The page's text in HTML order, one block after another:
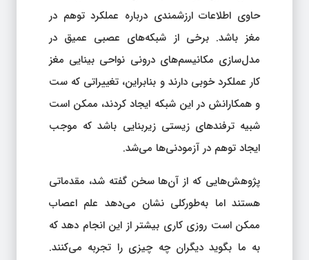
حاوی اطلاعات ارزشمندی درباره عملکرد توهم در
مغز باشد. برخی از شبکه‌های عصبی عمیق در
مدل‌سازی مکانیسم‌های درونی نواحی بینایی مغز
کار عملکرد خوبی دارند و بنابراین، تغییراتی که ست
و همکارانش در این شبکه ایجاد کردند، ممکن است
شبیه ترفندهای زیستی زیربنایی باشد که موجب
ایجاد توهم در آزمودنی‌ها می‌شد.
پژوهش‌هایی که از آن‌ها سخن گفته شد، مقدماتی
هستند اما به‌طورکلی نشان می‌دهد علم اعصاب
ممکن است روزی کاری بیشتر از این انجام دهد که
به ما بگوید دیگران چه چیزی را تجربه می‌کنند.